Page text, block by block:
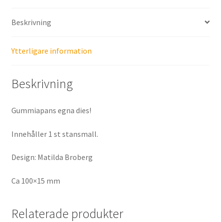
Beskrivning
Ytterligare information
Beskrivning
Gummiapans egna dies!
Innehåller 1 st stansmall.
Design: Matilda Broberg
Ca 100×15 mm
Relaterade produkter